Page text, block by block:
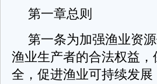
第一章总则
第一条为加强渔业资
渔业生产者的合法权益
全，促进渔业可持续发